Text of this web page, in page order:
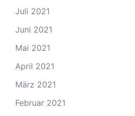
Juli 2021
Juni 2021
Mai 2021
April 2021
März 2021
Februar 2021